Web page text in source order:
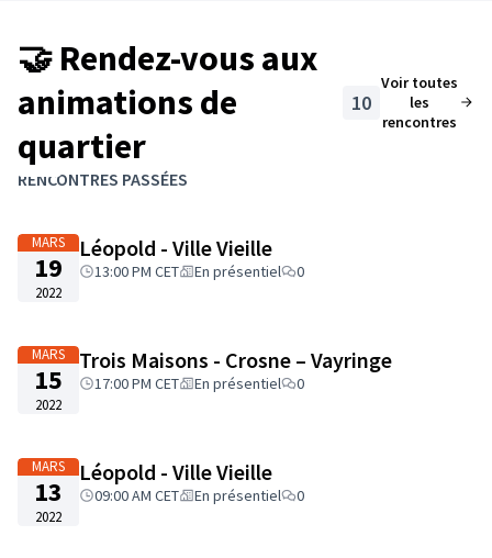
🤝 Rendez-vous aux
animations de
quartier
10
Voir toutes
les
rencontres
L'élément suivant est une carte qui présente les éléments de
Passer la carte
−
RENCONTRES PASSÉES
MARS
19
2022
Léopold - Ville Vieille
13:00 PM CET En présentiel 0
MARS
15
2022
Trois Maisons - Crosne – Vayringe
17:00 PM CET En présentiel 0
MARS
13
2022
Léopold - Ville Vieille
09:00 AM CET En présentiel 0